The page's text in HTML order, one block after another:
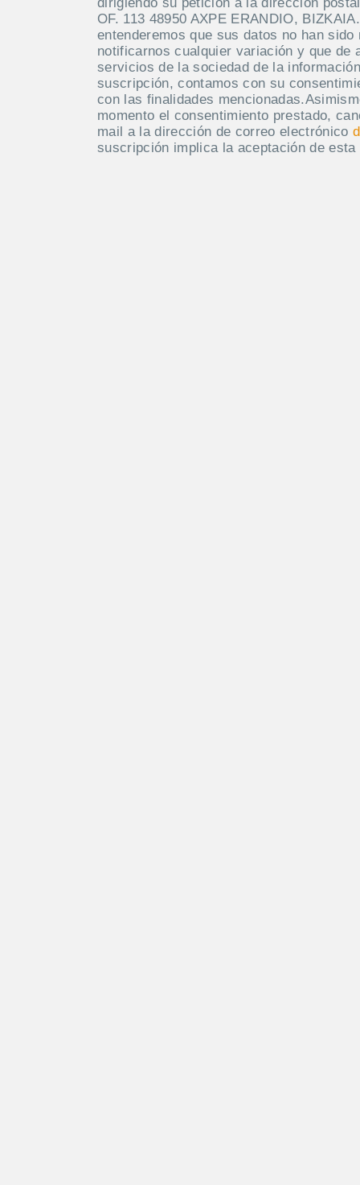
OF. 113 48950 AXPE ERANDIO,
entenderemos que sus datos no han
notificarnos cualquier variación y que de
servicios de la sociedad de la
suscripción, contamos con su
con las finalidades
momento el consentimiento prestado,
mail a la dirección de correo electrónico
suscripción implica la aceptación de esta